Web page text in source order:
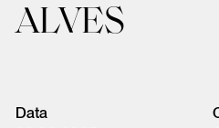
Centenario
Carrito
ALVES
Data